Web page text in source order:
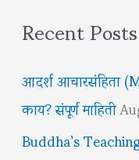
Recent Posts
आदर्श आचारसंहिता
काय? संपूर्ण माहिती
Buddha’s